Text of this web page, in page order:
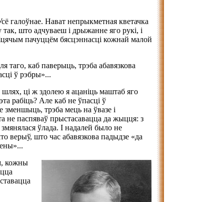
галоўнае. Нават непрыкметная кветачка
што адчуваеш і дрыжанне яго рукі, і
пачуццём бясцэннасці кожнай малой
таго, каб паверыць, трэба абавязкова
ў рэбры»...
ці ж здолею я ацаніць маштаб яго
рабіць? Але каб не ўпасці ў
зменшыць, трэба мець на ўвазе і
не паспяваў прыстасавацца да жыцця: з
ўлада. І надалей было не
верыў, што час абавязкова падыдзе «да
кожны